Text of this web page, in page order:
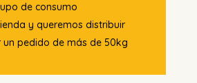
de consumo
y queremos distribuir
un pedido de más de 50kg